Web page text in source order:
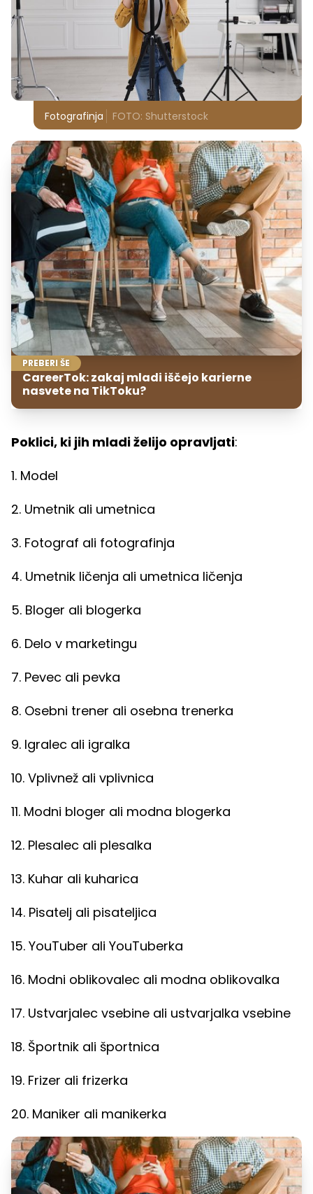
Fotografinja FOTO: Shutterstock
PREBERI ŠE
CareerTok: zakaj mladi iščejo karierne
nasvete na TikToku?
Poklici, ki jih mladi želijo opravljati:
1. Model
2. Umetnik ali umetnica
3. Fotograf ali fotografinja
4. Umetnik ličenja ali umetnica ličenja
5. Bloger ali blogerka
6. Delo v marketingu
7. Pevec ali pevka
8. Osebni trener ali osebna trenerka
9. Igralec ali igralka
10. Vplivnež ali vplivnica
11. Modni bloger ali modna blogerka
12. Plesalec ali plesalka
13. Kuhar ali kuharica
14. Pisatelj ali pisateljica
15. YouTuber ali YouTuberka
16. Modni oblikovalec ali modna oblikovalka
17. Ustvarjalec vsebine ali ustvarjalka vsebine
18. Športnik ali športnica
19. Frizer ali frizerka
20. Maniker ali manikerka